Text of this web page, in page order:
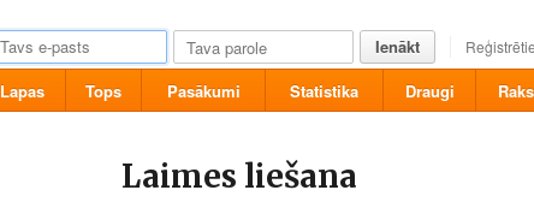
Ienākt
Lapas Tops Pasākumi Statistika Draugi
Laimes liešana